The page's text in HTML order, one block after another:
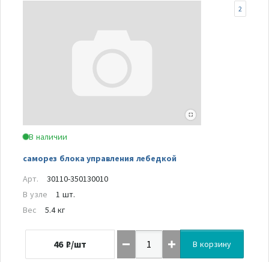
В наличии
саморез блока управления лебедкой
2
Арт.
30110-350130010
В узле
1 шт.
Вес
5.4 кг
46 ₽/шт В корзину